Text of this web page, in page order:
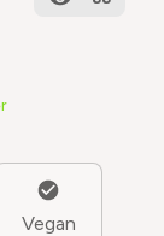
Vegan